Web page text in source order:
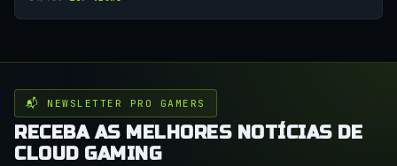
📬 NEWSLETTER PRO GAMERS
RECEBA AS MELHORES NOTÍCIAS DE
CLOUD GAMING